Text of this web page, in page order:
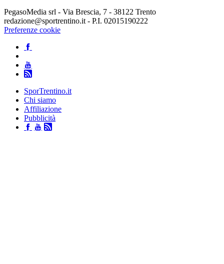
PegasoMedia srl - Via Brescia, 7 - 38122 Trento
redazione@sportrentino.it - P.I. 02015190222
Preferenze cookie
SporTrentino.it
Chi siamo
Affiliazione
Pubblicità